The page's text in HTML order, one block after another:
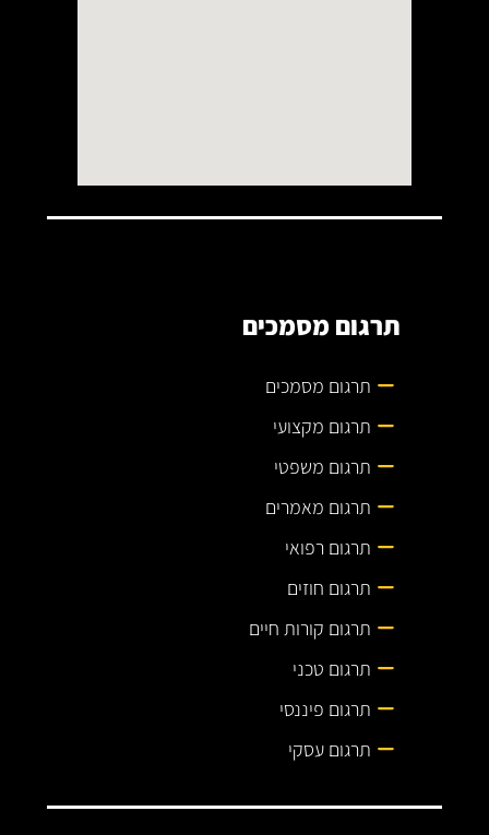
תרגום מסמכים
תרגום מסמכים
תרגום מקצועי
תרגום משפטי
תרגום מאמרים
תרגום רפואי
תרגום חוזים
תרגום קורות חיים
תרגום טכני
תרגום פיננסי
תרגום עסקי